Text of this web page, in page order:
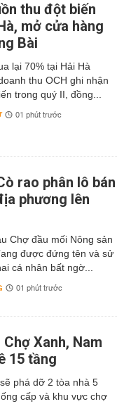
thu đột biến
mở cửa hàng
Bài
lại 70% tại Hải Hà
thu OCH ghi nhận
trong quý II, đồng...
01 phút trước
rao phân lô bán
phương lên
Chợ đầu mối Nông sản
được đứng tên và sử
cá nhân bất ngờ...
01 phút trước
Xanh, Nam
15 tầng
phá dỡ 2 tòa nhà 5
cấp và khu vực chợ